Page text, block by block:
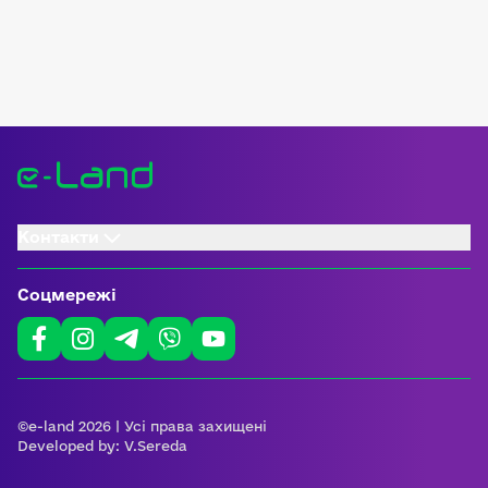
Соцмережі
©e-land 2026 | Усі права захищені
Developed by: V.Sereda